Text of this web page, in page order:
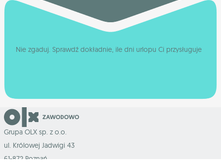
Nie zgaduj. Sprawdź dokładnie, ile dni urlopu Ci przysługuje
Grupa OLX sp. z o.o.
ul. Królowej Jadwigi 43
61-872 Poznań